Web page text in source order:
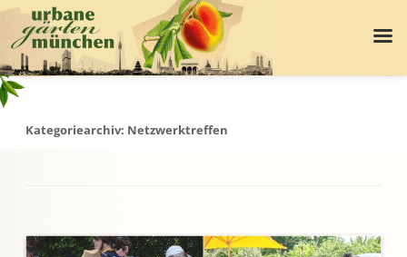
Kategoriearchiv: Netzwerktreffen